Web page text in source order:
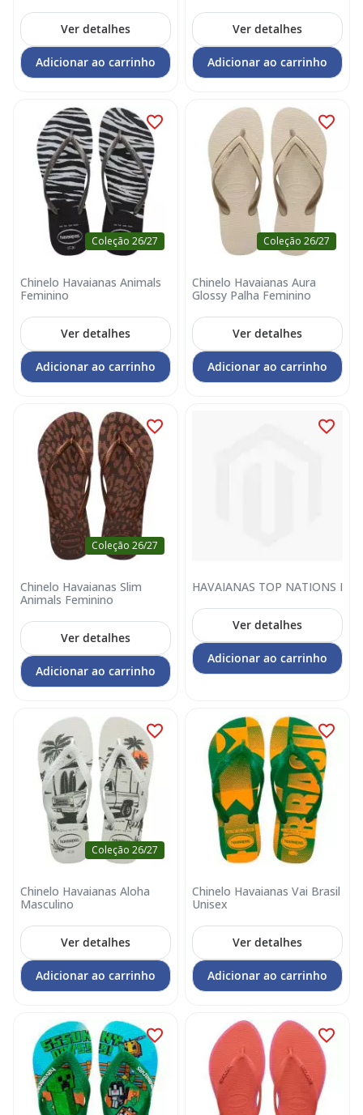
Ver detalhes
Adicionar ao carrinho
Ver detalhes
Adicionar ao carrinho
Coleção 26/27
Chinelo Havaianas Animals
Feminino
Ver detalhes
Adicionar ao carrinho
Coleção 26/27
Chinelo Havaianas Aura
Glossy Palha Feminino
Ver detalhes
Adicionar ao carrinho
Coleção 26/27
Chinelo Havaianas Slim
Animals Feminino
Ver detalhes
Adicionar ao carrinho
HAVAIANAS TOP NATIONS I
Ver detalhes
Adicionar ao carrinho
Coleção 26/27
Chinelo Havaianas Aloha
Masculino
Ver detalhes
Adicionar ao carrinho
Chinelo Havaianas Vai Brasil
Unisex
Ver detalhes
Adicionar ao carrinho